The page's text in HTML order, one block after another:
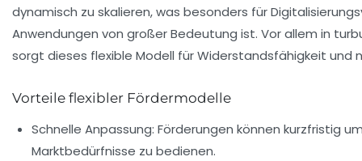
dynamisch zu skalieren, was besonders für
Anwendungen von großer Bedeutung ist. Vor allem in
sorgt dieses flexible Modell für Widerstandsfähigkeit und
Vorteile flexibler Fördermodelle
Schnelle Anpassung: Förderungen können kurzfristig
Marktbedürfnisse zu bedienen.